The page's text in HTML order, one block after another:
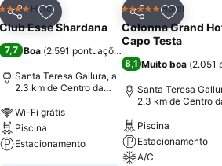
PartilharAdicionar aos favoritos
4 EstrelasHotel
Club Esse Shardana
7,7 Boa (2.591 pontuações
Santa Teresa Gallura, a
2.3 km de Centro da
Wi-Fi grátis
Piscina
Estacionamento
Partilhar
5 EstrelasHotel
Colonna Grand
Capo Testa
8,1 Muito boa (2.051
Santa Teresa
2.3 km de Centro
Piscina
Estacionamento
A/C